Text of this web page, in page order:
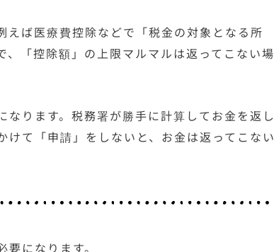
ば医療費控除などで「税金の対象となる所
「控除額」の上限マルマルは返ってこない場
ります。税務署が勝手に計算してお金を返し
て「申請」をしないと、お金は返ってこない
になります。